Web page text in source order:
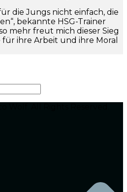
die Jungs nicht einfach, die
bekannte HSG-Trainer
mehr freut mich dieser Sieg
ihre Arbeit und ihre Moral